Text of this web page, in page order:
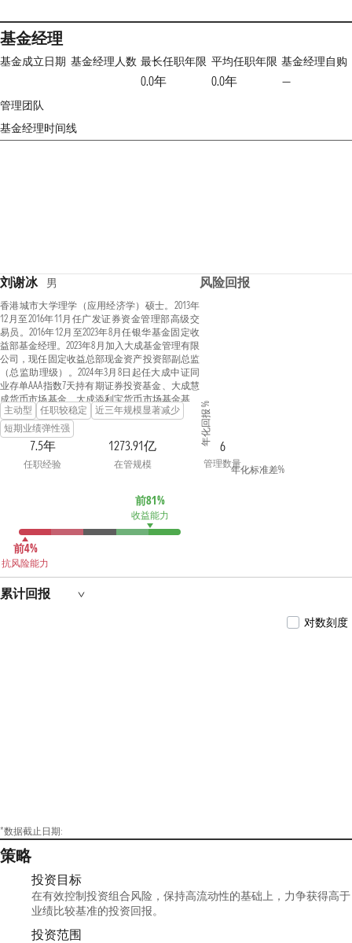
基金经理
基金成立日期 基金经理人数 最长任职年限
0.0年
平均任职年限
0.0年
基金经理自购
—
管理团队
基金经理时间线
刘谢冰 男
香港城市大学理学（应用经济学）硕士。2013年
12月至2016年11月任广发证券资金管理部高级交
易员。2016年12月至2023年8月任银华基金固定收
益部基金经理。2023年8月加入大成基金管理有限
公司，现任固定收益总部现金资产投资部副总监
（总监助理级）。2024年3月8日起任大成中证同
业存单AAA指数7天持有期证券投资基金、大成慧
成货币市场基金、大成添利宝货币市场基金基金
经理。2024年5月14日起任大成货币市场证券投资
基金、大成丰财宝货币市场基金基金经理。2024
年9月19日起任大成添益交易型货币市场基金基
金经理。具有基金从业资格。国籍：中国
主动型 任职较稳定
近三年规模显著减少
短期业绩弹性强
7.5年
任职经验
1273.91亿
在管规模
6
管理数量
前81%
收益能力
前4%
抗风险能力
风险回报
年化回报 %
年化标准差%
累计回报
对数刻度
*数据截止日期:
策略
投资目标
在有效控制投资组合风险，保持高流动性的基础上，力争获得高于
业绩比较基准的投资回报。
投资范围